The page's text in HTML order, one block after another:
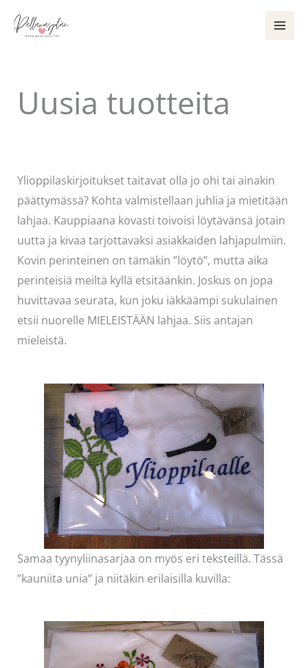
sisältöön
Uusia tuotteita
Ylioppilaskirjoitukset taitavat olla jo ohi tai ainakin
päättymässä? Kohta valmistellaan juhlia ja mietitään
lahjaa. Kauppiaana kovasti toivoisi löytävänsä jotain
uutta ja kivaa tarjottavaksi asiakkaiden lahjapulmiin.
Kovin perinteinen on tämäkin ”löytö”, mutta aika
perinteisiä meiltä kyllä etsitäänkin. Joskus on jopa
huvittavaa seurata, kun joku iäkkäämpi sukulainen
etsii nuorelle MIELEISTÄÄN lahjaa. Siis antajan
mieleistä.
Samaa tyynyliinasarjaa on myös eri teksteillä. Tässä
”kauniita unia” ja niitäkin erilaisilla kuvilla: